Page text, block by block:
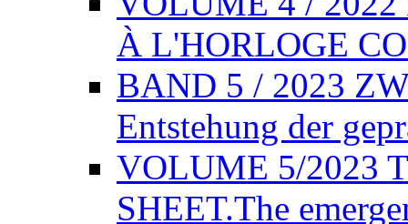
À L'HORLOGE
BAND 5 / 2023
Entstehung der
VOLUME 5/2023
SHEET.The